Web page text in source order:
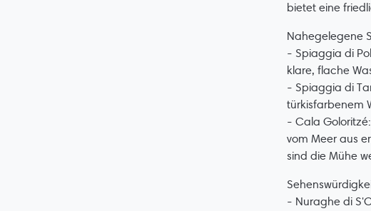
bietet eine
Nahegelegene
- Spiaggia di
klare, flache
- Spiaggia di
türkisfarbenem
- Cala
vom Meer aus
sind die Mühe
- Nuraghe di